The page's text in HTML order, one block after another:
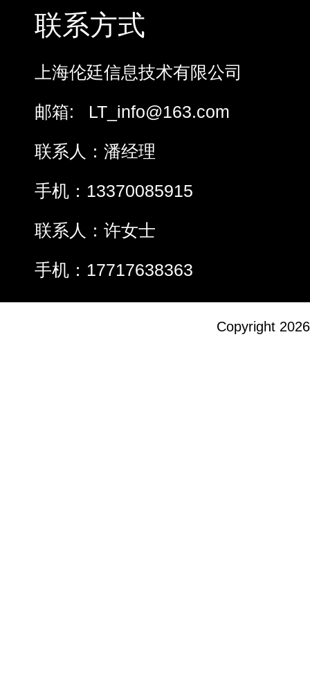
联系方式
上海伦廷信息技术有限公司
邮箱: LT_info@163.com
联系人：潘经理
手机：13370085915
联系人：许女士
手机：17717638363
Copyright 2026